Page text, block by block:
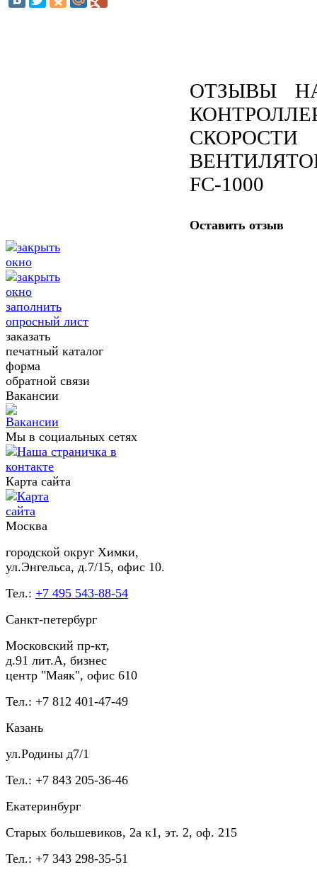
ОТЗЫВЫ
СКОРОСТИ
FC-1000
Оставить отзыв
заполнить
опросный лист
заказать
печатный каталог
форма
обратной связи
Вакансии
Мы в социальных сетях
Карта сайта
Москва
городской округ Химки,
ул.Энгельса, д.7/15, офис 10.
Тел.: +7 495 543-88-54
Санкт-петербург
Московский пр-кт,
д.91 лит.А, бизнес
центр "Маяк", офис 610
Тел.: +7 812 401-47-49
Казань
ул.Родины д7/1
Тел.: +7 843 205-36-46
Екатеринбург
Старых большевиков, 2а к1, эт. 2, оф. 215
Тел.: +7 343 298-35-51